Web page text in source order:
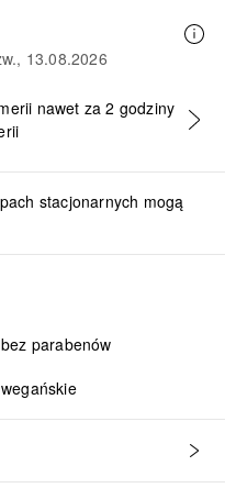
13.08.2026
nawet za 2 godziny
stacjonarnych mogą
bez parabenów
wegańskie